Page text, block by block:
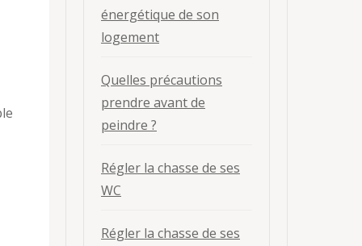
énergétique de son
logement
Quelles précautions
prendre avant de
peindre ?
Régler la chasse de ses
WC
Régler la chasse de ses